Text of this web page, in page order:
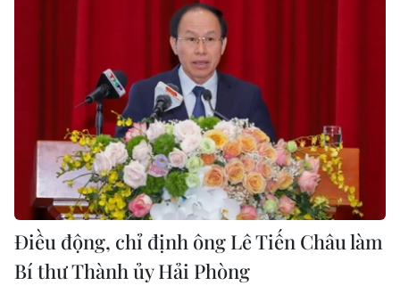
Điều động, chỉ định ông Lê Tiến Châu làm
Bí thư Thành ủy Hải Phòng